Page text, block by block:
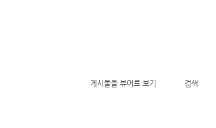
게시물을 뷰어로 보기 검색